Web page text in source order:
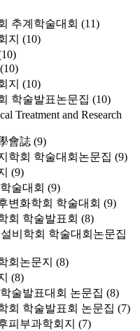
추계학술대회 (11)
지 (10)
(10)
지 (10)
학술발표논문집 (10)
Treatment and Research
會誌 (9)
학회 학술대회논문집 (9)
(9)
술대회 (9)
변화학회 학술대회 (9)
회 학술발표회 (8)
비학회 학술대회논문집
회논문지 (8)
(8)
술발표대회 논문집 (8)
회 학술발표회 논문집 (7)
피부과학회지 (7)